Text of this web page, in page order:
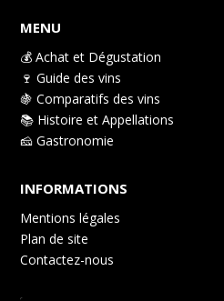
MENU
💰 Achat et Dégustation
🍷 Guide des vins
🍇 Comparatifs des vins
📚 Histoire et Appellations
🧀 Gastronomie
INFORMATIONS
Mentions légales
Plan de site
Contactez-nous